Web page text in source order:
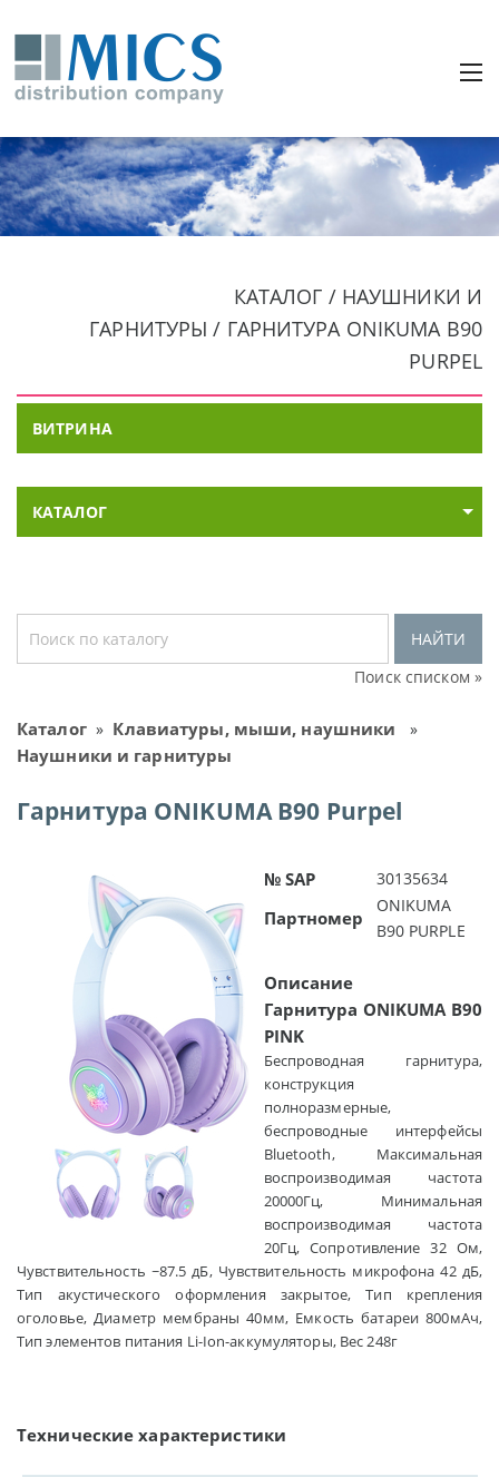
КАТАЛОГ / НАУШНИКИ И
ГАРНИТУРЫ / ГАРНИТУРА ONIKUMA B90
PURPEL
ВИТРИНА
КАТАЛОГ
НАЙТИ
Поиск списком »
Каталог» Клавиатуры, мыши, наушники »
Наушники и гарнитуры
Гарнитура ONIKUMA B90 Purpel
№ SAP 30135634
Партномер
ONIKUMA
B90 PURPLE
Описание
Гарнитура ONIKUMA B90
PINK
Беспроводная гарнитура,
конструкция
полноразмерные,
беспроводные интерфейсы
Bluetooth, Максимальная
воспроизводимая частота
20000Гц, Минимальная
воспроизводимая частота
20Гц, Сопротивление 32 Ом,
Чувствительность ~87.5 дБ, Чувствительность микрофона 42 дБ,
Тип акустического оформления закрытое, Тип крепления
оголовье, Диаметр мембраны 40мм, Емкость батареи 800мАч,
Тип элементов питания Li-Ion-аккумуляторы, Вес 248г
Технические характеристики